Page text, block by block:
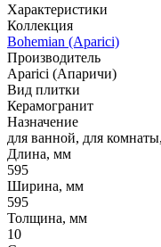
Характеристики
Коллекция
Bohemian (Aparici)
Производитель
Aparici (Апаричи)
Вид плитки
Керамогранит
Назначение
для ванной, для
Длина, мм
595
Ширина, мм
595
Толщина, мм
10